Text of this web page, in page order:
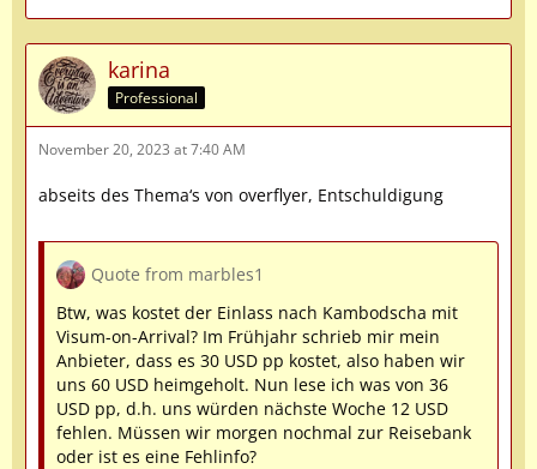
karina
Professional
November 20, 2023 at 7:40 AM
abseits des Thema‘s von overflyer, Entschuldigung
Quote from marbles1
Btw, was kostet der Einlass nach Kambodscha mit
Visum-on-Arrival? Im Frühjahr schrieb mir mein
Anbieter, dass es 30 USD pp kostet, also haben wir
uns 60 USD heimgeholt. Nun lese ich was von 36
USD pp, d.h. uns würden nächste Woche 12 USD
fehlen. Müssen wir morgen nochmal zur Reisebank
oder ist es eine Fehlinfo?